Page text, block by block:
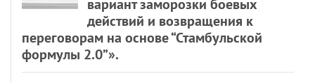
вариант заморозки боевых
действий и возвращения к
переговорам на основе “Стамбульской
формулы 2.0”».